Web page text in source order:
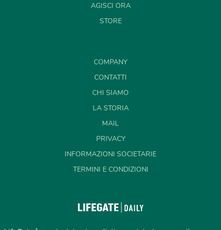
AGISCI ORA
STORE
COMPANY
CONTATTI
CHI SIAMO
LA STORIA
MAIL
PRIVACY
INFORMAZIONI SOCIETARIE
TERMINI E CONDIZIONI